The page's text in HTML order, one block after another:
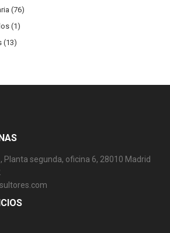
(76)
(1)
(13)
Planta segunda, oficina 6, 28010 Madrid